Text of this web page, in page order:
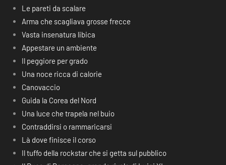
Le pareti da scalare
Arma che scagliava grosse frecce
Vasta insenatura libica
Appestare un ambiente
Il peggiore per grado
Una noce ricca di calorie
Canovaccio
Guida la Corea del Nord
Una luce che trapela nel buio
Contraddirsi o rammaricarsi
Là dove finisce il corso
Il tuffo della rockstar che si getta sul pubblico